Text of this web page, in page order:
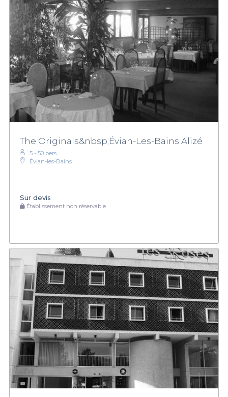
The Originals&nbsp;Évian-Les-Bains Alizé
5 - 50 pers.
Évian-les-Bains
Sur devis
Établissement non réservable